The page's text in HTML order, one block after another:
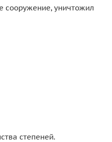
сооружение, уничтожил
степеней.